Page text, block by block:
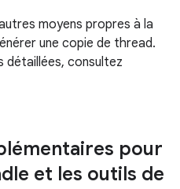
moyens propres à la
une copie de thread.
détaillées, consultez
pour
et les outils de